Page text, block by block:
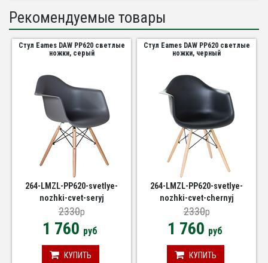
Рекомендуемые товары
Стул Eames DAW PP620 светлые
ножки, серый
264-LMZL-PP620-svetlye-
nozhki-cvet-seryj
2330p
1 760 руб
КУПИТЬ
Стул Eames DAW PP620 светлые
ножки, черный
264-LMZL-PP620-svetlye-
nozhki-cvet-chernyj
2330p
1 760 руб
КУПИТЬ